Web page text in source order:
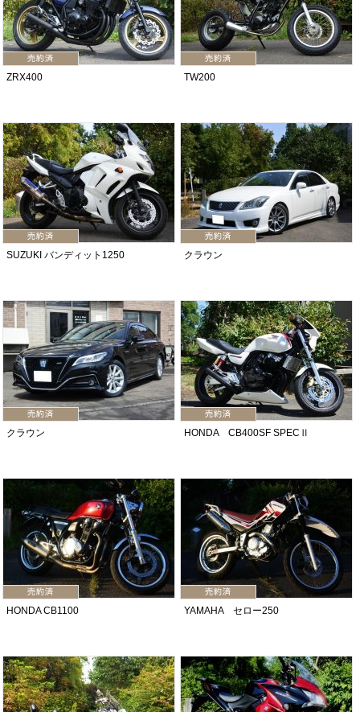
ZRX400 TW200
SUZUKI バンディット1250 クラウン
クラウン HONDA CB400SF SPECⅡ
HONDA CB1100 YAMAHA セロー250